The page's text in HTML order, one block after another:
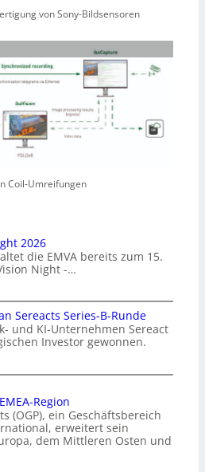
von Sony-Bildsensoren
Coil-Umreifungen
2026
die EMVA bereits zum 15.
Night -…
Sereacts Series-B-Runde
und KI-Unternehmen Sereact
Investor gewonnen.
Region
(OGP), ein Geschäftsbereich
erweitert sein
dem Mittleren Osten und